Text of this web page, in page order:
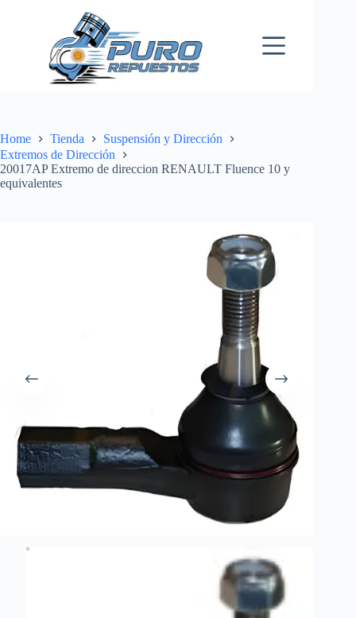
Home Tienda
Suspensión y Dirección
Extremos de Dirección
20017AP Extremo de direccion RENAULT Fluence 10 y
equivalentes